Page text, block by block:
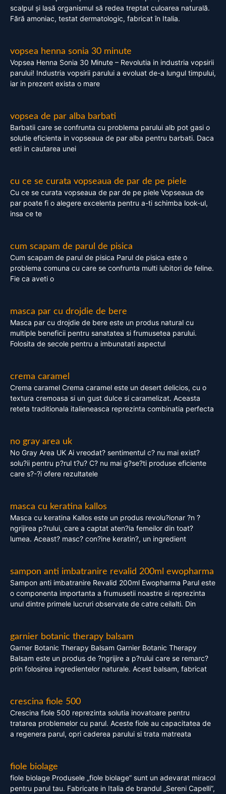
scalpul și lasă organismul să redea treptat culoarea naturală.
Fără amoniac, testat dermatologic, fabricat în Italia.
vopsea henna sonia 30 minute
Vopsea Henna Sonia 30 Minute – Revolutia in industria vopsirii
parului! Industria vopsirii parului a evoluat de-a lungul timpului,
iar in prezent exista o mare
vopsea de par alba barbati
Barbatii care se confrunta cu problema parului alb pot gasi o
solutie eficienta in vopseaua de par alba pentru barbati. Daca
esti in cautarea unei
cu ce se curata vopseaua de par de pe piele
Cu ce se curata vopseaua de par de pe piele Vopseaua de
par poate fi o alegere excelenta pentru a-ti schimba look-ul,
insa ce te
cum scapam de parul de pisica
Cum scapam de parul de pisica Parul de pisica este o
problema comuna cu care se confrunta multi iubitori de feline.
Fie ca aveti o
masca par cu drojdie de bere
Masca par cu drojdie de bere este un produs natural cu
multiple beneficii pentru sanatatea si frumusetea parului.
Folosita de secole pentru a imbunatati aspectul
crema caramel
Crema caramel Crema caramel este un desert delicios, cu o
textura cremoasa si un gust dulce si caramelizat. Aceasta
reteta traditionala italieneasca reprezinta combinatia perfecta
no gray area uk
No Gray Area UK Ai vreodat? sentimentul c? nu mai exist?
solu?ii pentru p?rul t?u? C? nu mai g?se?ti produse eficiente
care s?-?i ofere rezultatele
masca cu keratina kallos
Masca cu keratina Kallos este un produs revolu?ionar ?n ?
ngrijirea p?rului, care a captat aten?ia femeilor din toat?
lumea. Aceast? masc? con?ine keratin?, un ingredient
sampon anti imbatranire revalid 200ml ewopharma
Sampon anti imbatranire Revalid 200ml Ewopharma Parul este
o componenta importanta a frumusetii noastre si reprezinta
unul dintre primele lucruri observate de catre ceilalti. Din
garnier botanic therapy balsam
Garner Botanic Therapy Balsam Garnier Botanic Therapy
Balsam este un produs de ?ngrijire a p?rului care se remarc?
prin folosirea ingredientelor naturale. Acest balsam, fabricat
crescina fiole 500
Crescina fiole 500 reprezinta solutia inovatoare pentru
tratarea problemelor cu parul. Aceste fiole au capacitatea de
a regenera parul, opri caderea parului si trata matreata
fiole biolage
fiole biolage Produsele „fiole biolage” sunt un adevarat miracol
pentru parul tau. Fabricate in Italia de brandul „Sereni Capelli”,